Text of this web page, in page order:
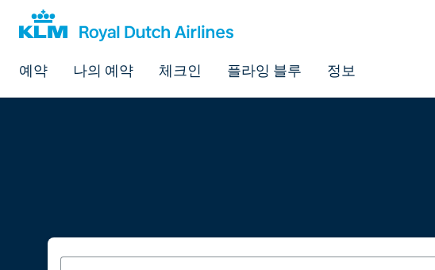
예약 나의 예약 체크인 플라잉 블루 정보
I